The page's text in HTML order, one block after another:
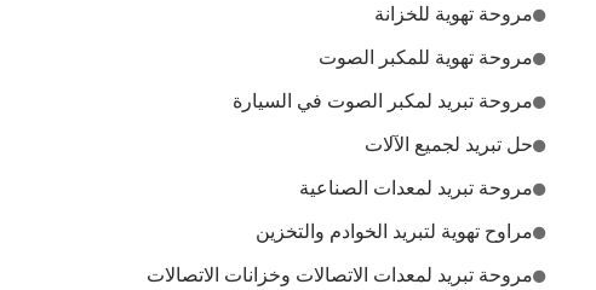
مروحة تهوية للخزانة
مروحة تهوية للمكبر الصوت
مروحة تبريد لمكبر الصوت في السيارة
حل تبريد لجميع الآلات
مروحة تبريد لمعدات الصناعية
مراوح تهوية لتبريد الخوادم والتخزين
مروحة تبريد لمعدات الاتصالات وخزانات الاتصالات